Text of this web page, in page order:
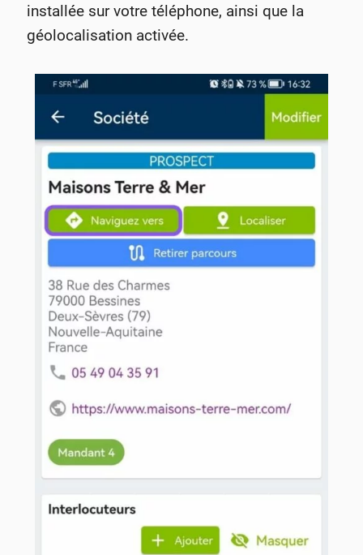
installée sur votre téléphone, ainsi que la
géolocalisation activée.